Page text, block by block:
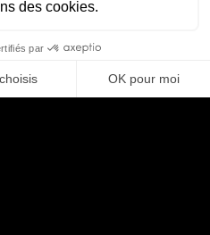
Senior – Télécom –